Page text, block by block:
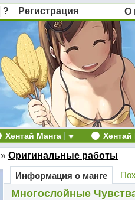
? Регистрация О
Хентай Манга
» Оригинальные работы
Информация о манге
Многослойные